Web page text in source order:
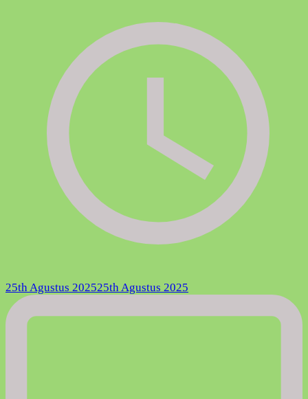
25th Agustus 202525th Agustus 2025